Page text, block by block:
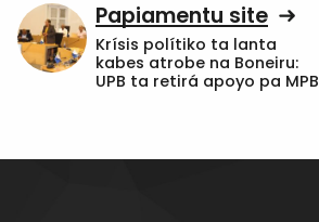
Papiamentu site
Krísis polítiko ta lanta
kabes atrobe na Boneiru:
UPB ta retirá apoyo pa MPB